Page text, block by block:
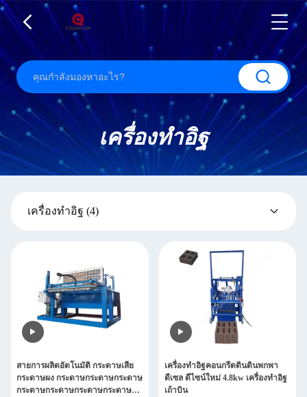
เครื่องทำอิฐ
เครื่องทำอิฐ (4)
สายการผลิตอัตโนมัติ กระดาษเสีย
กระดาษผง กระดาษกระดาษกระดาษ
กระดาษกระดาษกระดาษกระดาษ
เครื่องทําอิฐคอนกรีตดินดินพกพา
ดีเซล ดีไซน์ใหม่ 4.8kw เครื่องทําอิฐ
เถ้าบิน